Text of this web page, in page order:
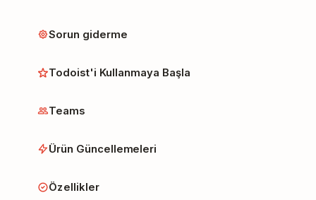
Sorun giderme
Todoist'i Kullanmaya Başla
Teams
Ürün Güncellemeleri
Özellikler